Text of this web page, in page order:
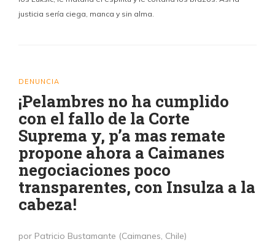
justicia sería ciega, manca y sin alma.
DENUNCIA
¡Pelambres no ha cumplido
con el fallo de la Corte
Suprema y, p’a mas remate
propone ahora a Caimanes
negociaciones poco
transparentes, con Insulza a la
cabeza!
por Patricio Bustamante (Caimanes, Chile)